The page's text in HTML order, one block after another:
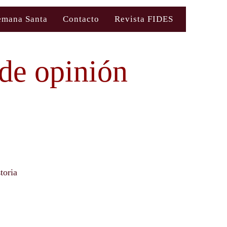
Santa Contacto Revista FIDES
opinión